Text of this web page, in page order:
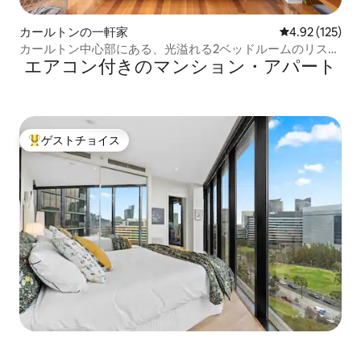
カールトンの一軒家 レビュー125
4.92 (125)
カールトン中心部にある、光溢れる2ベッドルームのリステ
ィング
エアコン付きのマンション・アパート
大好評のゲストチョイスです。
ゲストチョイス